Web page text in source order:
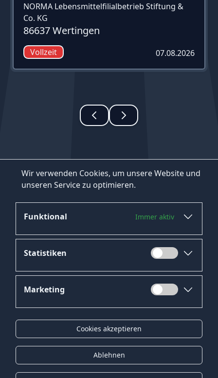
Wir verwenden Cookies, um unsere Website und
unseren Service zu optimieren.
Funktional Immer aktiv
Statistiken
Marketing
Cookies akzeptieren
Ablehnen
NORMA Lebensmittelfilialbetrieb Stiftung &
Co. KG
86637 Wertingen
Vollzeit 07.08.2026
Datenschutz
Impressum
Kontakt
Gender-Hinweis